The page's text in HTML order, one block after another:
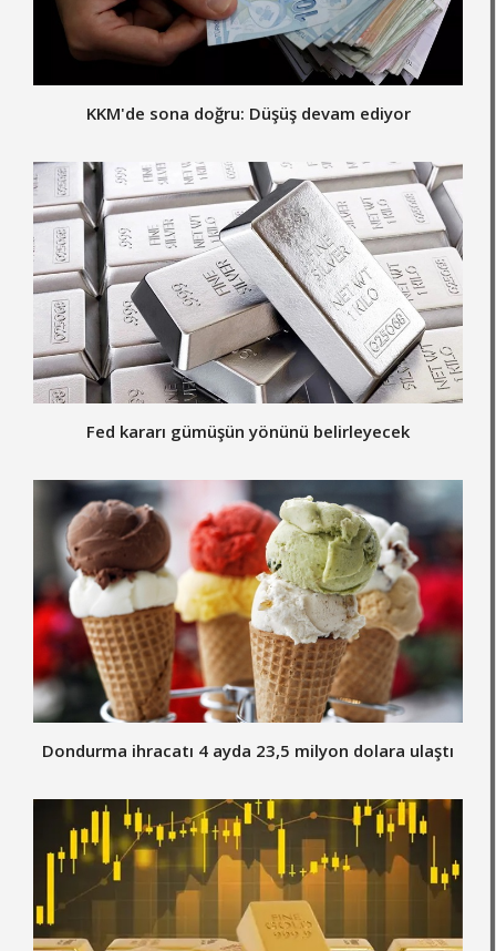
KKM'de sona doğru: Düşüş devam ediyor
Fed kararı gümüşün yönünü belirleyecek
Dondurma ihracatı 4 ayda 23,5 milyon dolara ulaştı